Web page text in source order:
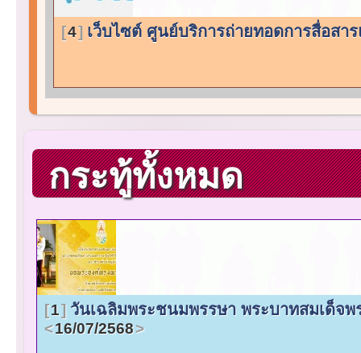
4 เว็บไซต์ ศูนย์บริการถ่ายทอดการสื่อสา
กระทู้ทั้งหมด
1 วันเฉลิมพระชนมพรรษา พระบาทสมเด็จ
16/07/2568